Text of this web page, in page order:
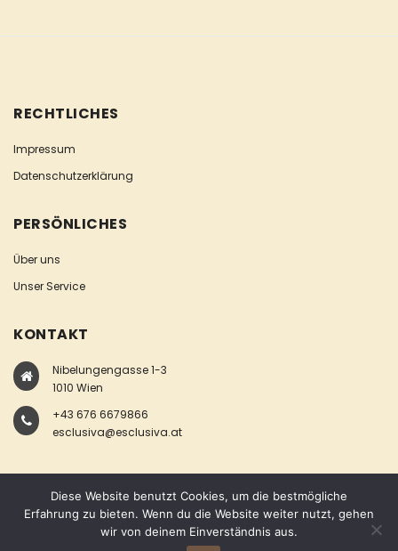
RECHTLICHES
Impressum
Datenschutzerklärung
PERSÖNLICHES
Über uns
Unser Service
KONTAKT
Nibelungengasse 1-3
1010 Wien
+43 676 6679866
esclusiva@esclusiva.at
COPYRIGHT © ESCLUSIVA
Diese Website benutzt Cookies, um die bestmögliche
Erfahrung zu bieten. Wenn du die Website weiter nutzt, gehen
wir von deinem Einverständnis aus.